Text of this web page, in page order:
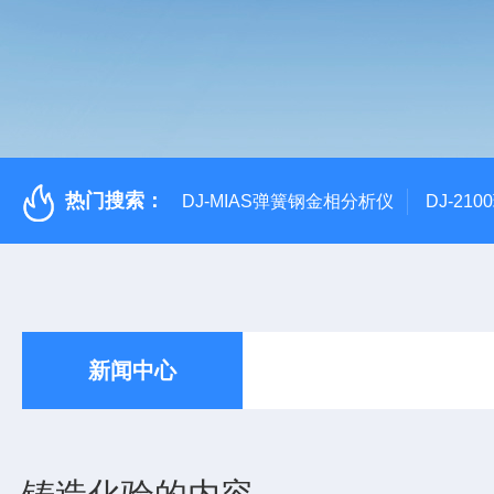
热门搜索： DJ-MIAS弹簧钢金相分析仪 DJ-
新闻中心